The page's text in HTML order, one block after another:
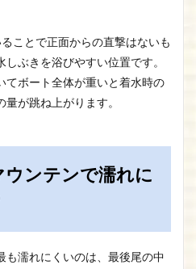
ことで正面からの直撃はないも
ぶきを浴びやすい位置です。
てボート全体が重いと着水時の
が跳ね上がります。
ンテンで濡れに
も濡れにくいのは、最後尾の中